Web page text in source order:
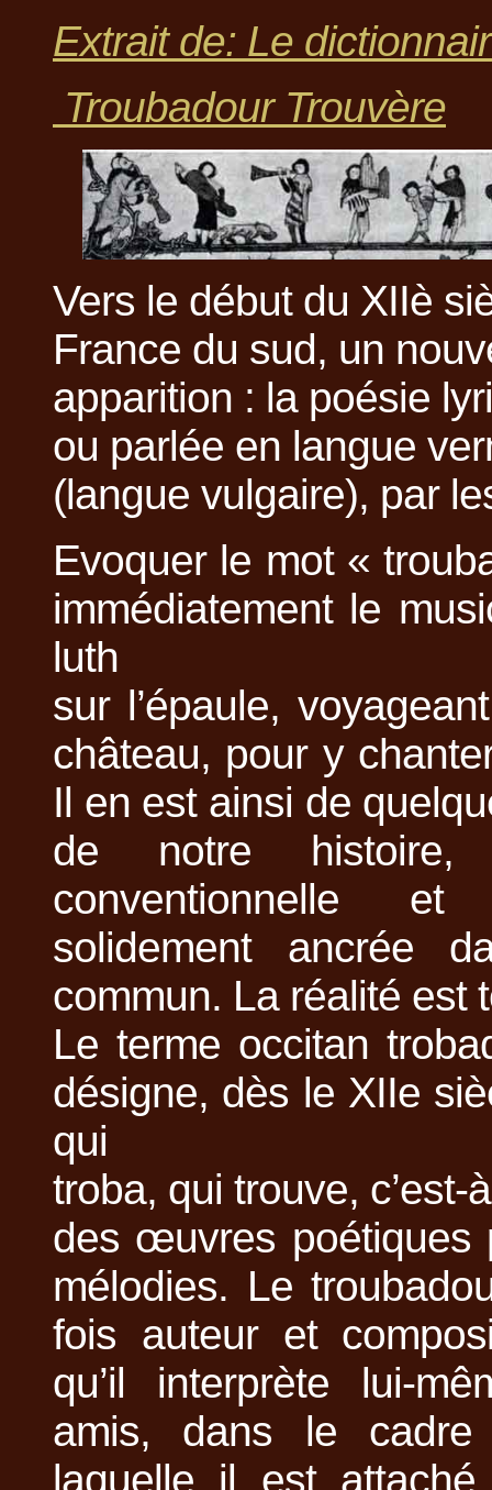
Extrait de: Le
Troubadour Trouvère
Vers le début du XIIè
France du sud, un
apparition : la poésie
ou parlée en langue
(langue vulgaire), par
Evoquer le mot «
immédiatement le
luth
sur l’épaule,
château, pour y
Il en est ainsi de
de notre histoire,
conventionnelle
solidement ancrée
commun. La réalité
Le terme occitan
désigne, dès le XIIe
qui
troba, qui trouve, c’est-
des œuvres poétiques
mélodies. Le
fois auteur et
qu’il interprète lui-
amis, dans le
laquelle il est